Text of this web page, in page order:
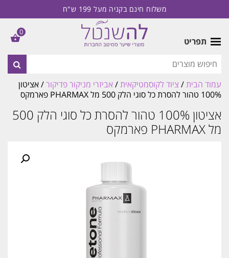
משלוח חינם בקניה מעל 199 ש"ח
תפריט
עמוד הבית/ ציוד לקוסמטיקאית/ אביזרי מניקור פדיקור/ אציטון
100% טהור להסרת כל סוגי הלק 500 מל PHARMAX פארמקס
אציטון 100% טהור להסרת כל סוגי הלק 500
מל PHARMAX פארמקס
0